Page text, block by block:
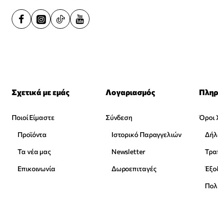
Σχετικά με εμάς
Ποιοί Είμαστε
Προϊόντα
Τα νέα μας
Επικοινωνία
Λογαριασμός
Σύνδεση
Ιστορικό Παραγγελιών
Newsletter
Δωροεπιταγές
Όροι